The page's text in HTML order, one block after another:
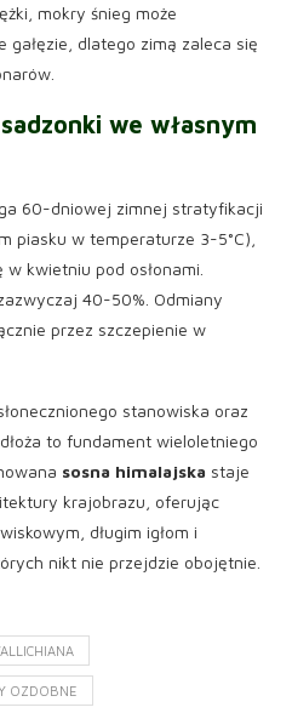
mokry śnieg może
gałęzie, dlatego zimą zaleca się
we własnym
60-dniowej zimnej stratyfikacji
piasku w temperaturze 3-5°C),
kwietniu pod osłonami.
40-50%. Odmiany
przez szczepienie w
stanowiska oraz
to fundament wieloletniego
sosna himalajska staje
krajobrazu, oferując
długim igłom i
nikt nie przejdzie obojętnie.
OZDOBNE